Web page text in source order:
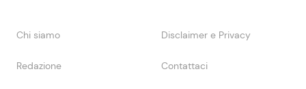
Chi siamo Disclaimer e Privacy
Redazione Contattaci